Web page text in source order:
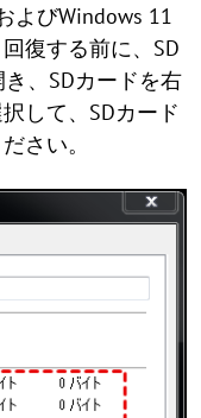
よびWindows 11
復する前に、SD
、SDカードを右
して、SDカード
さい。